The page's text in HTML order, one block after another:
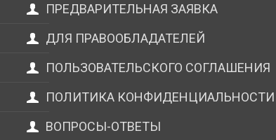
ПРЕДВАРИТЕЛЬНАЯ ЗАЯВКА
ДЛЯ ПРАВООБЛАДАТЕЛЕЙ
ПОЛЬЗОВАТЕЛЬСКОГО СОГЛАШЕНИЯ
ПОЛИТИКА КОНФИДЕНЦИАЛЬНОСТИ
ВОПРОСЫ-ОТВЕТЫ